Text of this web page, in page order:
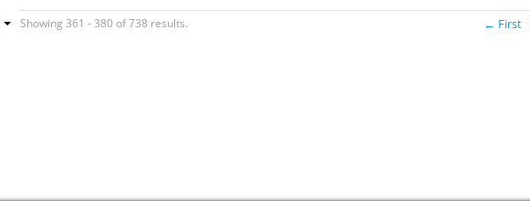
Showing 361 - 380 of 738 results. ← First